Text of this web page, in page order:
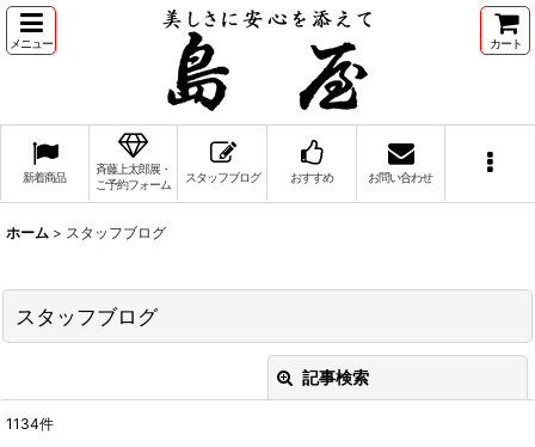
メニュー カート
新着商品
斉藤上太郎展・
ご予約フォーム
スタッフブログ おすすめ お問い合わせ
ホーム > スタッフブログ
スタッフブログ
記事検索
1134件